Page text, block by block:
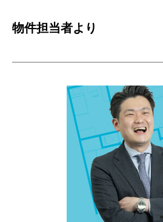
物件担当者より